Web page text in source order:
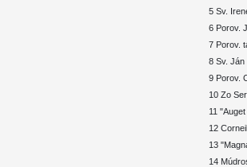
5 Sv.
6 Porov.
7 Porov.
8 Sv. Ján
9 Porov.
10 Zo
11
12
13
14